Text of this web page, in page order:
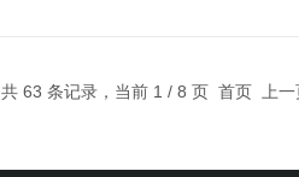
共 63 条记录，当前 1 / 8 页 首页 上一